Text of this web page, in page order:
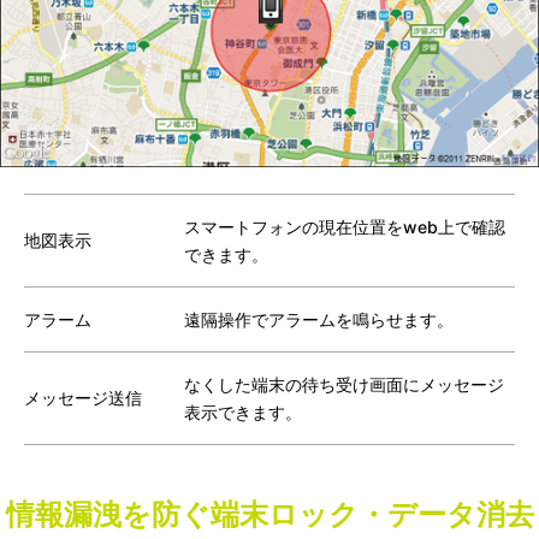
地図表示
スマートフォンの現在位置をweb上で確認
できます。
アラーム 遠隔操作でアラームを鳴らせます。
メッセージ送信
なくした端末の待ち受け画面にメッセージ
表示できます。
情報漏洩を防ぐ端末ロック・データ消去